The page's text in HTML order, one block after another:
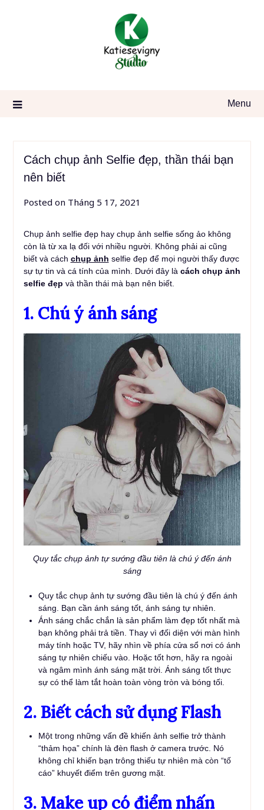
Menu
Cách chụp ảnh Selfie đẹp, thần thái bạn
nên biết
Posted on Tháng 5 17, 2021
Chụp ảnh selfie đẹp hay chụp ảnh selfie sống ảo không
còn là từ xa lạ đối với nhiều người. Không phải ai cũng
biết và cách chụp ảnh selfie đẹp để mọi người thấy được
sự tự tin và cá tính của mình. Dưới đây là cách chụp ảnh
selfie đẹp và thần thái mà bạn nên biết.
1. Chú ý ánh sáng
Quy tắc chụp ảnh tự sướng đầu tiên là chú ý đến ánh
sáng
Quy tắc chụp ảnh tự sướng đầu tiên là chú ý đến ánh
sáng. Bạn cần ánh sáng tốt, ánh sáng tự nhiên.
Ánh sáng chắc chắn là sản phẩm làm đẹp tốt nhất mà
bạn không phải trả tiền. Thay vì đối diện với màn hình
máy tính hoặc TV, hãy nhìn về phía cửa sổ nơi có ánh
sáng tự nhiên chiếu vào. Hoặc tốt hơn, hãy ra ngoài
và ngâm mình ánh sáng mặt trời. Ánh sáng tốt thực
sự có thể làm tắt hoàn toàn vòng tròn và bóng tối.
2. Biết cách sử dụng Flash
Một trong những vấn đề khiến ảnh selfie trở thành
“thảm họa” chính là đèn flash ở camera trước. Nó
không chỉ khiến bạn trông thiếu tự nhiên mà còn “tố
cáo” khuyết điểm trên gương mặt.
3. Make up có điểm nhấn